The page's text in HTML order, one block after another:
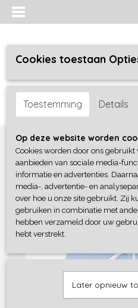
Inloggen Registreren
Home >Jongens baby>broeken
Cookies toestaan
Toestemming Details
Op deze website worden
Cookies worden door ons
aanbieden van sociale media-
informatie en advertenties.
media-, advertentie- en
over hoe u onze site gebruikt. Zij
gebruiken in combinatie met
hebben verzameld door uw
hebt verstrekt.
Later opnieuw